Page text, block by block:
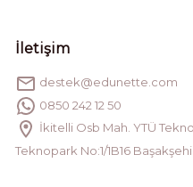
İletişim
destek@edunette.com
0850 242 12 50
İkitelli Osb Mah. YTÜ
Teknopark No:1/1B16